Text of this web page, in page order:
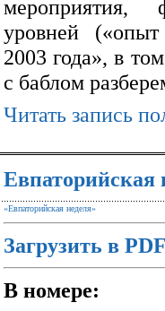
мероприятия,
уровней
2003 года», в
с баблом
Читать запись
Евпаторийская
«Евпаторийская неделя»
Загрузить в
В номере: